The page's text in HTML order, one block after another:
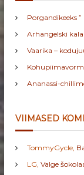
Porgandikeeks
Arhangelski
Vaarika –
Kohupiimavorm
Ananassi-
VIIMASED
TommyGycle
LG ,Valge